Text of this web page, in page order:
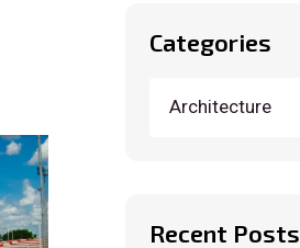
Categories
Architecture
Recent Posts